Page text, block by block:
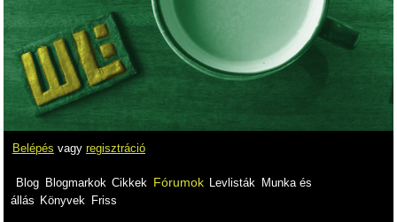
Belépés vagy regisztráció
Blog Blogmarkok Cikkek Fórumok Levlisták
Munka és
állás Könyvek Friss